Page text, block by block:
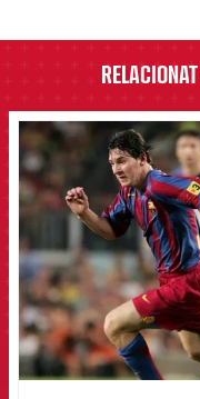
RELACIONAT